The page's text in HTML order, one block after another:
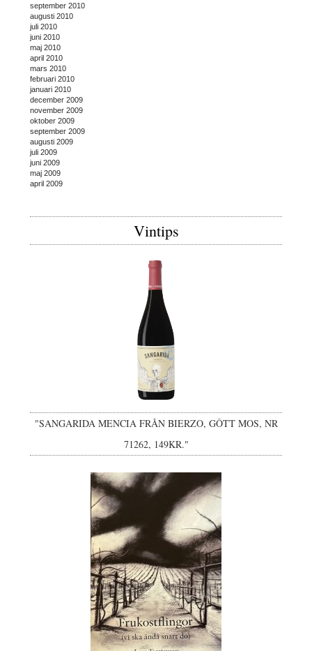
september 2010
augusti 2010
juli 2010
juni 2010
maj 2010
april 2010
mars 2010
februari 2010
januari 2010
december 2009
november 2009
oktober 2009
september 2009
augusti 2009
juli 2009
juni 2009
maj 2009
april 2009
Vintips
"SANGARIDA MENCIA FRÅN BIERZO, GÔTT MOS, NR
71262, 149KR."